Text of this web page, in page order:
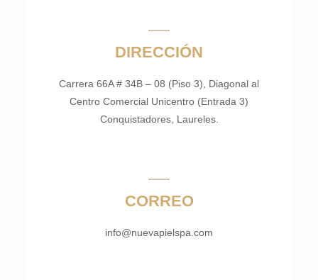
DIRECCIÓN
Carrera 66A # 34B – 08 (Piso 3), Diagonal al
Centro Comercial Unicentro (Entrada 3)
Conquistadores, Laureles.
CORREO
info@nuevapielspa.com